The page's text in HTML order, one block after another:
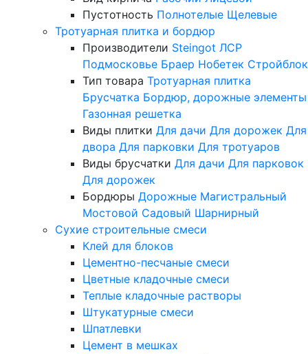
Пустотность Полнотелые Щелевые
Тротуарная плитка и бордюр
Производители Steingot ЛСР
Подмосковье Браер Нобетек Стройблок
Тип товара Тротуарная плитка
Брусчатка Бордюр, дорожные элементы
Газонная решетка
Виды плитки Для дачи Для дорожек Для
двора Для парковки Для тротуаров
Виды брусчатки Для дачи Для парковок
Для дорожек
Бордюры Дорожные Магистральный
Мостовой Садовый Шарнирный
Сухие строительные смеси
Клей для блоков
Цементно-песчаные смеси
Цветные кладочные смеси
Теплые кладочные растворы
Штукатурные смеси
Шпатлевки
Цемент в мешках